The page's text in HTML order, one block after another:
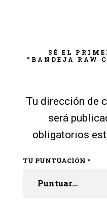
SÉ EL
“BANDEJA RAW
Tu dirección de
será
obligatorios
TU PUNTUACIÓN *